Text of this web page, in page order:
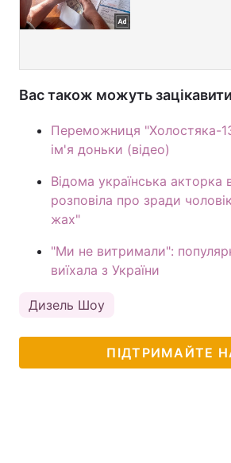
Вас також можуть
Переможниця "Холостяка-
ім'я доньки (відео)
Відома українська акторка
розповіла про зради
жах"
"Ми не витримали":
виїхала з України
Дизель Шоу
ПІДТРИМАЙТЕ